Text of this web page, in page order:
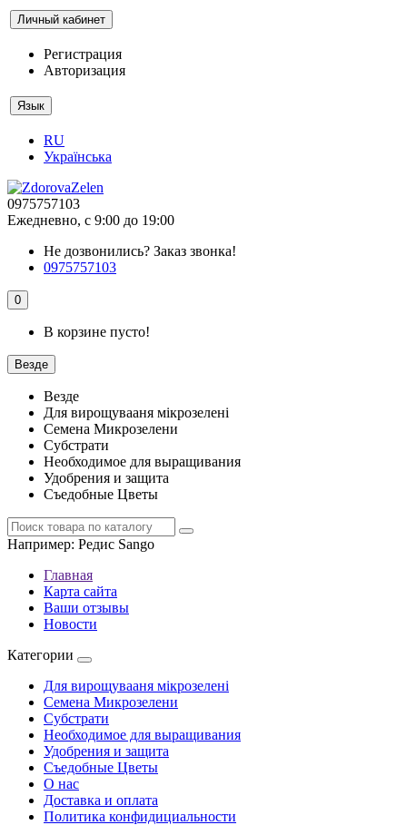
Личный кабинет
Регистрация
Авторизация
Язык
RU
Українська
0975757103
Ежедневно, с 9:00 до 19:00
Не дозвонились? Заказ звонка!
0975757103
0
В корзине пусто!
Везде
Везде
Для вирощувааня мікрозелені
Семена Микрозелени
Субстрати
Необходимое для выращивания
Удобрения и защита
Съедобные Цветы
Например: Редис Sango
Главная
Карта сайта
Ваши отзывы
Новости
Категории
Для вирощувааня мікрозелені
Семена Микрозелени
Субстрати
Необходимое для выращивания
Удобрения и защита
Съедобные Цветы
О нас
Доставка и оплата
Политика конфидициальности